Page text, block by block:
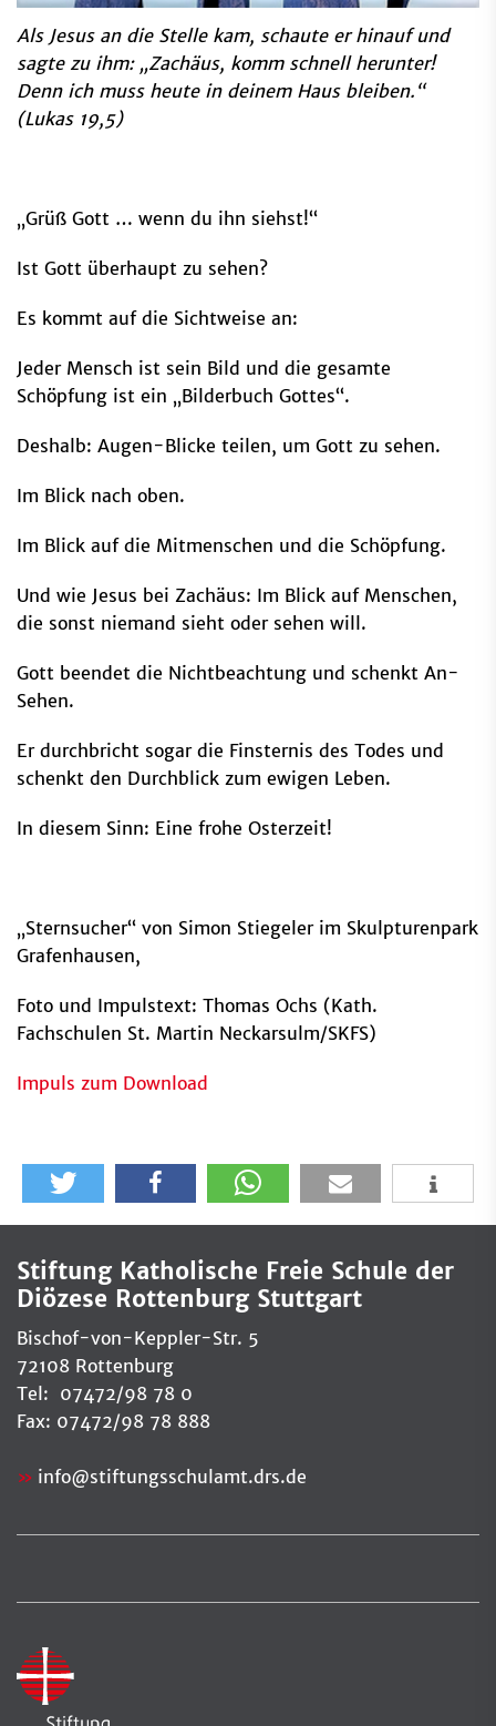
Als Jesus an die Stelle kam, schaute er hinauf und
sagte zu ihm: „Zachäus, komm schnell herunter!
Denn ich muss heute in deinem Haus bleiben.“
(Lukas 19,5)
„Grüß Gott … wenn du ihn siehst!“
Ist Gott überhaupt zu sehen?
Es kommt auf die Sichtweise an:
Jeder Mensch ist sein Bild und die gesamte
Schöpfung ist ein „Bilderbuch Gottes“.
Deshalb: Augen-Blicke teilen, um Gott zu sehen.
Im Blick nach oben.
Im Blick auf die Mitmenschen und die Schöpfung.
Und wie Jesus bei Zachäus: Im Blick auf Menschen,
die sonst niemand sieht oder sehen will.
Gott beendet die Nichtbeachtung und schenkt An-
Sehen.
Er durchbricht sogar die Finsternis des Todes und
schenkt den Durchblick zum ewigen Leben.
In diesem Sinn: Eine frohe Osterzeit!
„Sternsucher“ von Simon Stiegeler im Skulpturenpark
Grafenhausen,
Foto und Impulstext: Thomas Ochs (Kath.
Fachschulen St. Martin Neckarsulm/SKFS)
Impuls zum Download
Stiftung Katholische Freie Schule der
Diözese Rottenburg Stuttgart
Bischof-von-Keppler-Str. 5
72108 Rottenburg
Tel: 07472/98 78 0
Fax: 07472/98 78 888
info@stiftungsschulamt.drs.de